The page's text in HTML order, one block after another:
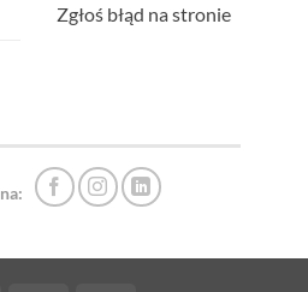
Zgłoś błąd na stronie